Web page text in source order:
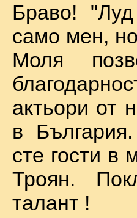
Браво!
само мен,
Моля
актьори от
в
сте гости в
Троян.
талант !